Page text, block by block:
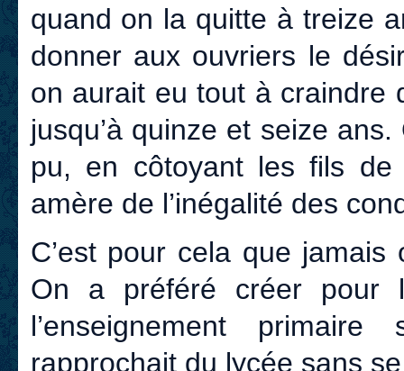
quand on la quitte à treize
donner aux ouvriers le
on aurait eu tout à craindre
jusqu’à quinze et seize
pu, en côtoyant les fils de
amère de l’inégalité des
C’est pour cela que jamais
On a préféré créer pour
l’enseignement
rapprochait du lycée sans